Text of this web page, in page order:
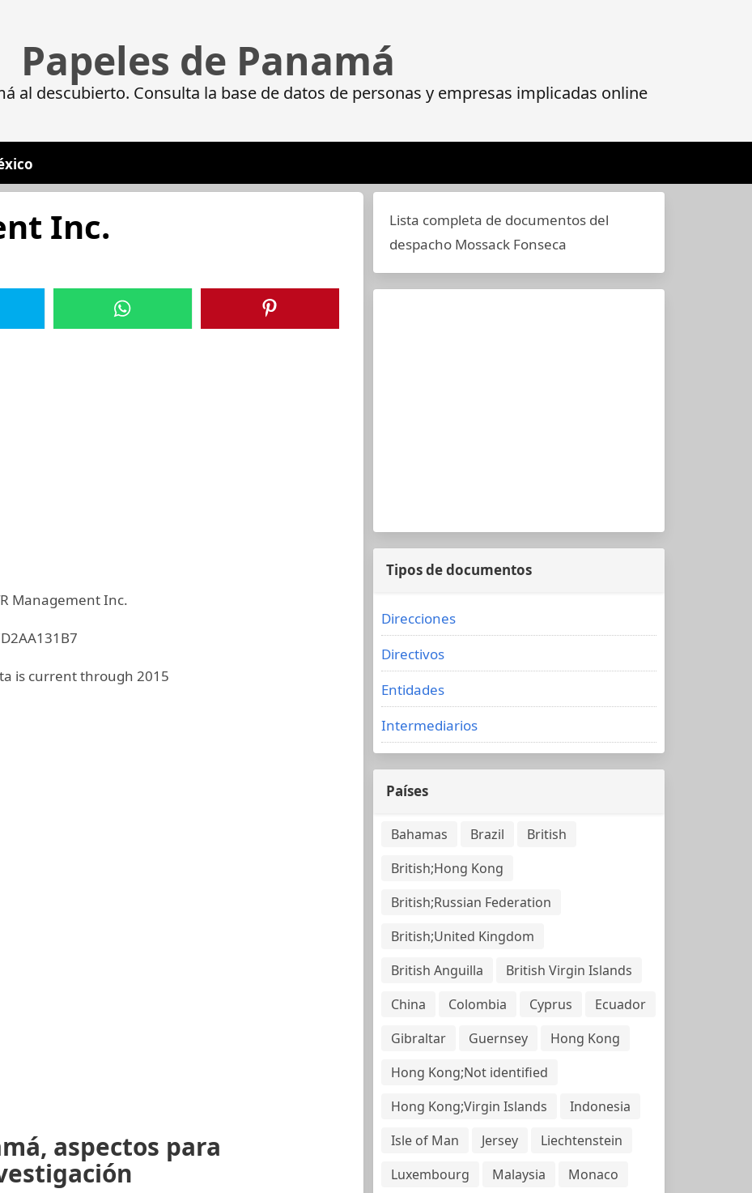
Papeles de Panamá
al descubierto. Consulta la base de datos de personas y empresas implicadas online
Inc.
Management Inc.
is current through 2015
aspectos para
Lista completa de documentos del
despacho Mossack Fonseca
Tipos de documentos
Direcciones
Directivos
Entidades
Intermediarios
Países
Bahamas Brazil
British
British;Hong Kong
British;Russian Federation
British;United Kingdom
British Anguilla
British Virgin Islands
China
Colombia Cyprus
Ecuador
Gibraltar
Guernsey
Hong Kong
Hong Kong;Not identified
Hong Kong;Virgin Islands
Indonesia
Isle of Man
Jersey
Liechtenstein
Luxembourg
Malaysia
Monaco